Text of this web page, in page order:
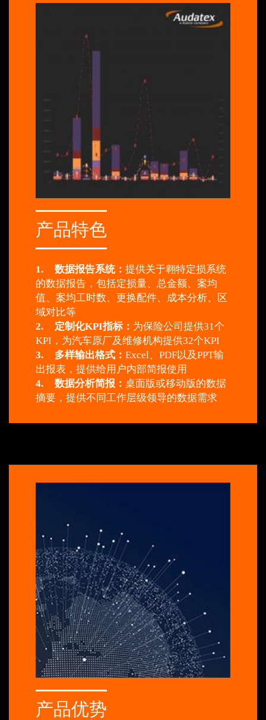
产品特色
1. 数据报告系统： 提供关于翱特定损系统
的数据报告，包括定损量、总金额、案均
值、案均工时数、更换配件、成本分析、区
域对比等
2.
定制化KPI指标： 为保险公司提供31个
KPI，为汽车原厂及维修机构提供32个KPI
3.
多样输出格式： Excel、PDF以及PPT输
出报表，提供给用户内部简报使用
4.
数据分析简报： 桌面版或移动版的数据
摘要，提供不同工作层级领导的数据需求
产品优势